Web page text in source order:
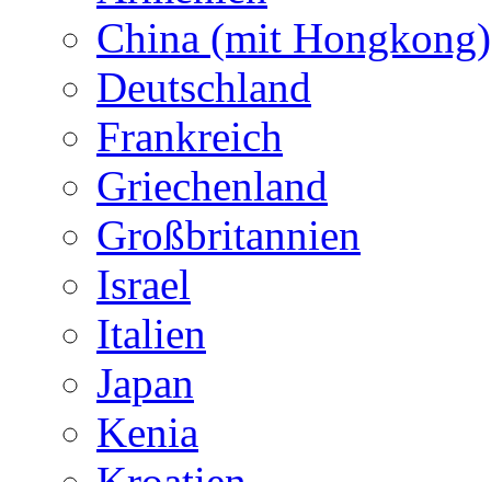
China (mit Hongkong)
Deutschland
Frankreich
Griechenland
Großbritannien
Israel
Italien
Japan
Kenia